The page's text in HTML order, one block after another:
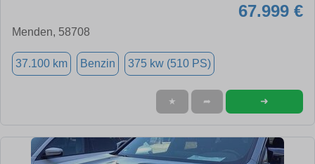
67.999 €
Menden, 58708
37.100 km Benzin 375 kw (510 PS)
★ ➦ ➜